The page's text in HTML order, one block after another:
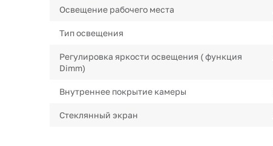
Освещение рабочего места
Тип освещения
Регулировка яркости освещения ( функция
Dimm)
Внутреннее покрытие камеры
Стеклянный экран